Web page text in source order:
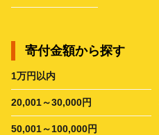
寄付金額から探す
1万円以内
20,001～30,000円
50,001～100,000円